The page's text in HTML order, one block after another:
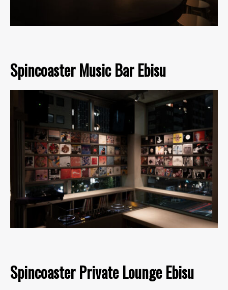
Spincoaster Music Bar Ebisu
Spincoaster Private Lounge Ebisu